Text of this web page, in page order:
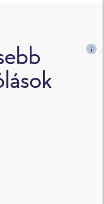
i